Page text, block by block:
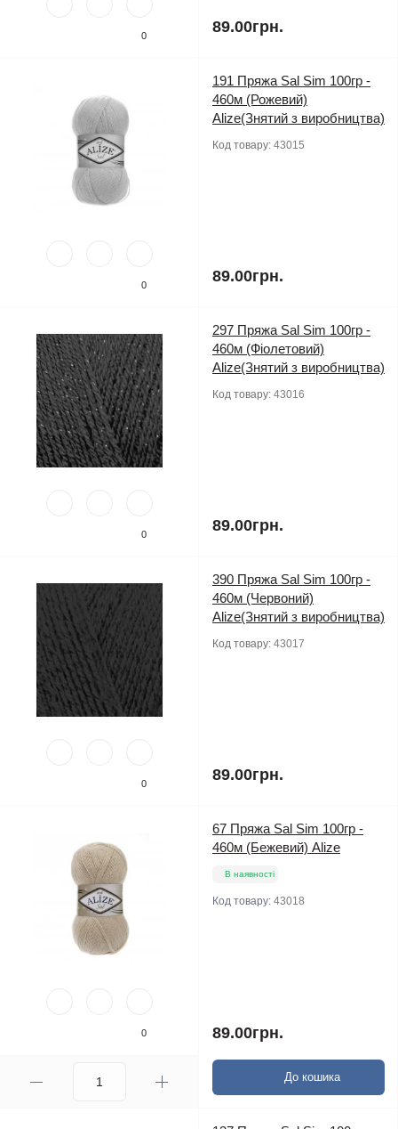
0 89.00грн.
0
191 Пряжа Sal Sim 100гр -
460м (Рожевий)
Alize(Знятий з виробництва)
Код товару: 43015
89.00грн.
0
297 Пряжа Sal Sim 100гр -
460м (Фіолетовий)
Alize(Знятий з виробництва)
Код товару: 43016
89.00грн.
0
390 Пряжа Sal Sim 100гр -
460м (Червоний)
Alize(Знятий з виробництва)
Код товару: 43017
89.00грн.
0
67 Пряжа Sal Sim 100гр -
460м (Бежевий) Alize
В наявності
Код товару: 43018
89.00грн.
До кошика